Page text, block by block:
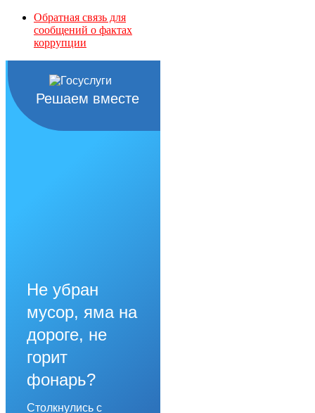
Обратная связь для
сообщений о фактах
коррупции
Решаем вместе
Не убран
мусор, яма на
дороге, не
горит
фонарь?
Столкнулись с